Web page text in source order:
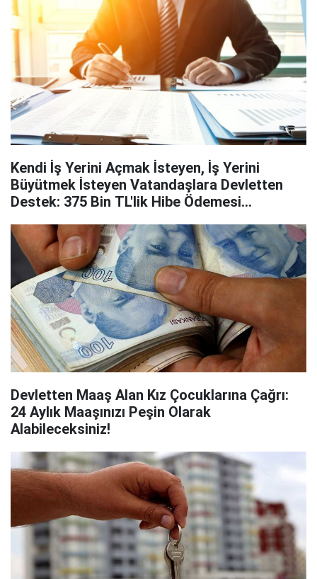
Kendi İş Yerini Açmak İsteyen, İş Yerini
Büyütmek İsteyen Vatandaşlara Devletten
Destek: 375 Bin TL'lik Hibe Ödemesi
Devletten Maaş Alan Kız Çocuklarına Çağrı:
24 Aylık Maaşınızı Peşin Olarak
Alabileceksiniz!